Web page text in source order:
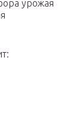
урожая